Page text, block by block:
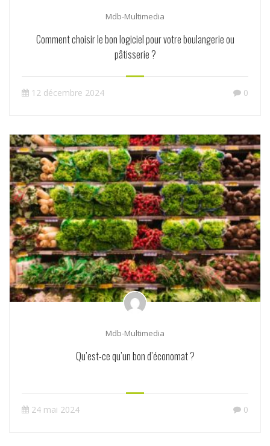
Mdb-Multimedia
Comment choisir le bon logiciel pour votre boulangerie ou
pâtisserie ?
12 décembre 2024 0
Mdb-Multimedia
Qu’est-ce qu’un bon d’économat ?
24 mai 2024 0